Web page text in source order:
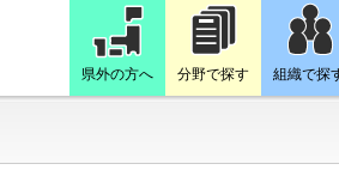
県外の方へ 分野で探す 組織で探